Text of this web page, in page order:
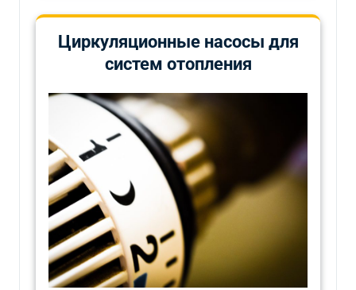
Циркуляционные насосы для
систем отопления